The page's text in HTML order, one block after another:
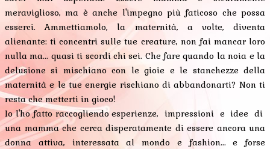
meraviglioso, ma è anche l'impegno più faticoso che possa
esserci. Ammettiamolo, la maternità, a volte, diventa
alienante: ti concentri sulle tue creature, non fai mancar loro
nulla ma... quasi ti scordi chi sei. Che fare quando la noia e la
delusione si mischiano con le gioie e le stanchezze della
maternità e le tue energie rischiano di abbandonarti? Non ti
resta che metterti in gioco!
Io l'ho fatto raccogliendo esperienze, impressioni e idee di
una mamma che cerca disperatamente di essere ancora una
donna attiva, interessata al mondo e fashion... e forse